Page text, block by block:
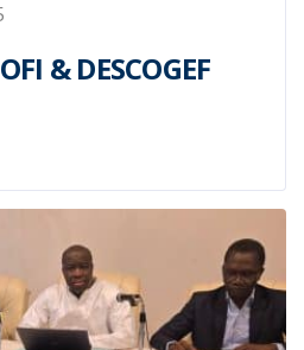
& DESCOGEF